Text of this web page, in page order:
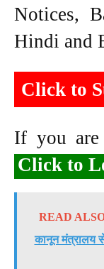
Notices,
Hindi and
Click to
If you are
Click to
READ
कानून मंत्रालय